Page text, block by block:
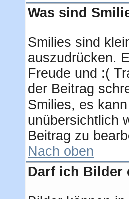
Was sind
Smilies sind
auszudrücken.
Freude und :(
der Beitrag
Smilies, es
unübersichtlich
Beitrag zu
Nach oben
Darf ich Bilder